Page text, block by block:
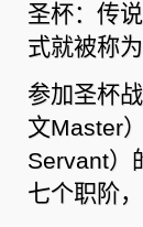
圣杯：传
式就被称
参加圣杯
文Master
Servant）
七个职阶